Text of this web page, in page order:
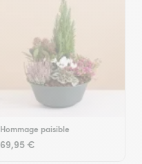
Hommage paisible
69,95 €